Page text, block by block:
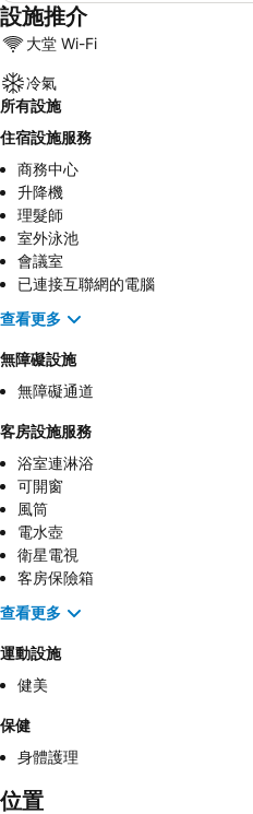
設施推介
大堂 Wi-Fi
冷氣
所有設施
住宿設施服務
商務中心
升降機
理髮師
室外泳池
會議室
已連接互聯網的電腦
查看更多
無障礙設施
無障礙通道
客房設施服務
浴室連淋浴
可開窗
風筒
電水壺
衛星電視
客房保險箱
查看更多
運動設施
健美
保健
身體護理
位置